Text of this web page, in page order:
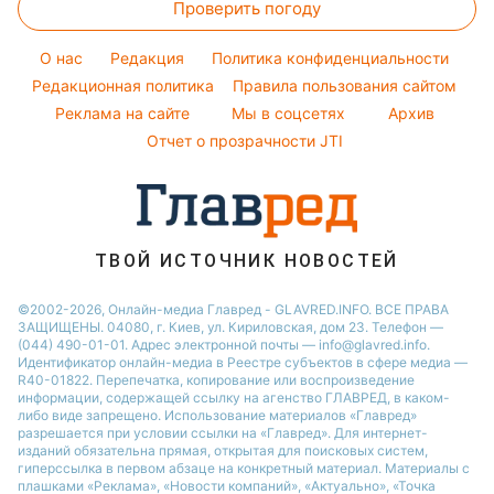
Новости Житомира
Новости Ровно
Новости Одессы
Новости Запорожья
Все о шоу-бизнесе
Модные ошибки
Новости моды
Советы от Андре Тана
Комнатные растения
Все о сале
Уборка
Авто
Проверить погоду
O нас Редакция
Политика конфиденциальности
Редакционная политика
Правила пользования сайтом
Реклама на сайте
Мы в соцсетях
Архив
Отчет о прозрачности JTI
ТВОЙ ИСТОЧНИК НОВОСТЕЙ
©2002-2026, Онлайн-медиа Главред - GLAVRED.INFO. ВСЕ ПРАВА
ЗАЩИЩЕНЫ. 04080, г. Киев, ул. Кириловская, дом 23. Телефон —
(044) 490-01-01. Адрес электронной почты — info@glavred.info.
Идентификатор онлайн-медиа в Реестре cубъектов в сфере медиа —
R40-01822. Перепечатка, копирование или воспроизведение
информации, содержащей ссылку на агенство ГЛАВРЕД, в каком-
либо виде запрещено. Использование материалов «Главред»
разрешается при условии ссылки на «Главред». Для интернет-
изданий обязательна прямая, открытая для поисковых систем,
гиперссылка в первом абзаце на конкретный материал. Материалы с
плашками «Реклама», «Новости компаний», «Актуально», «Точка